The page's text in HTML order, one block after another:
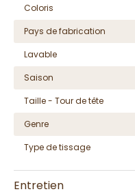
Coloris
Pays de fabrication
Lavable
Saison
Taille - Tour de tête
Genre
Type de tissage
Entretien